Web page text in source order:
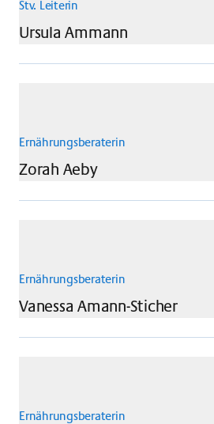
Stv. Leiterin
UrsulaAmmann
Ernährungsberaterin
Zorah Aeby
Ernährungsberaterin
VanessaAmann-Sticher
Ernährungsberaterin